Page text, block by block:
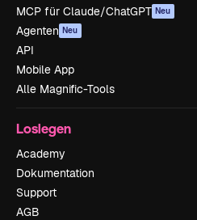
MCP für Claude/ChatGPT Neu
Agenten Neu
API
Mobile App
Alle Magnific-Tools
Loslegen
Academy
Dokumentation
Support
AGB